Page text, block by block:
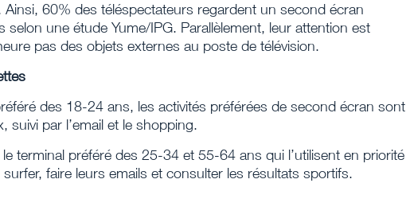
60% des téléspectateurs regardent un second écran
selon une étude Yume/IPG. Parallèlement, leur attention est
pas des objets externes au poste de télévision.
des 18-24 ans, les activités préférées de second écran sont
suivi par l’email et le shopping.
terminal préféré des 25-34 et 55-64 ans qui l’utilisent en priorité
faire leurs emails et consulter les résultats sportifs.